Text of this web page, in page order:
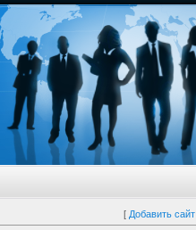
[ Добавить сайт